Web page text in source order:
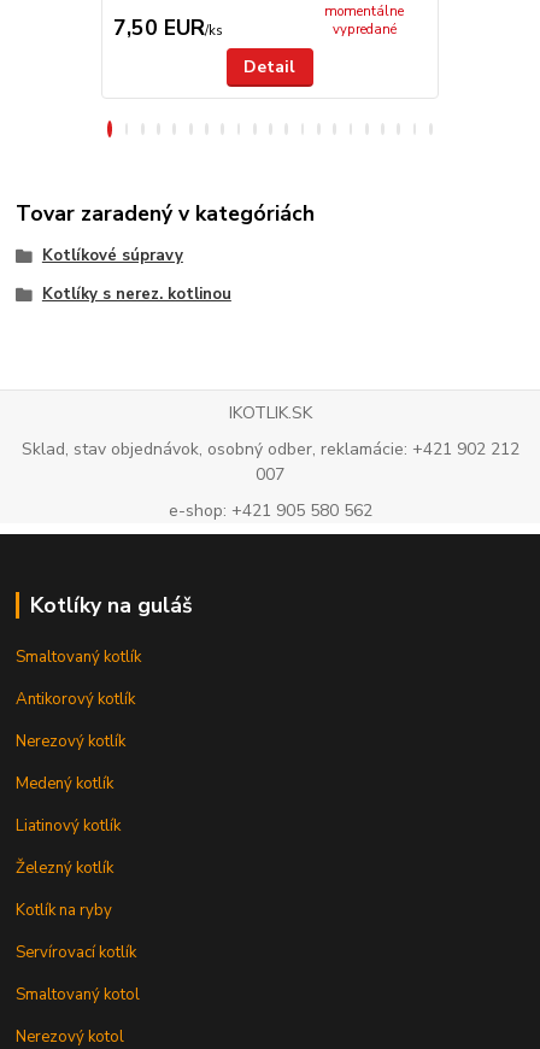
7,50 EUR/ks
momentálne
vypredané
Detail
Tovar zaradený v kategóriách
Kotlíkové súpravy
Kotlíky s nerez. kotlinou
IKOTLIK.SK
Sklad, stav objednávok, osobný odber, reklamácie: +421 902 212
007
e-shop: +421 905 580 562
Kotlíky na guláš
Smaltovaný kotlík
Antikorový kotlík
Nerezový kotlík
Medený kotlík
Liatinový kotlík
Železný kotlík
Kotlík na ryby
Servírovací kotlík
Smaltovaný kotol
Nerezový kotol